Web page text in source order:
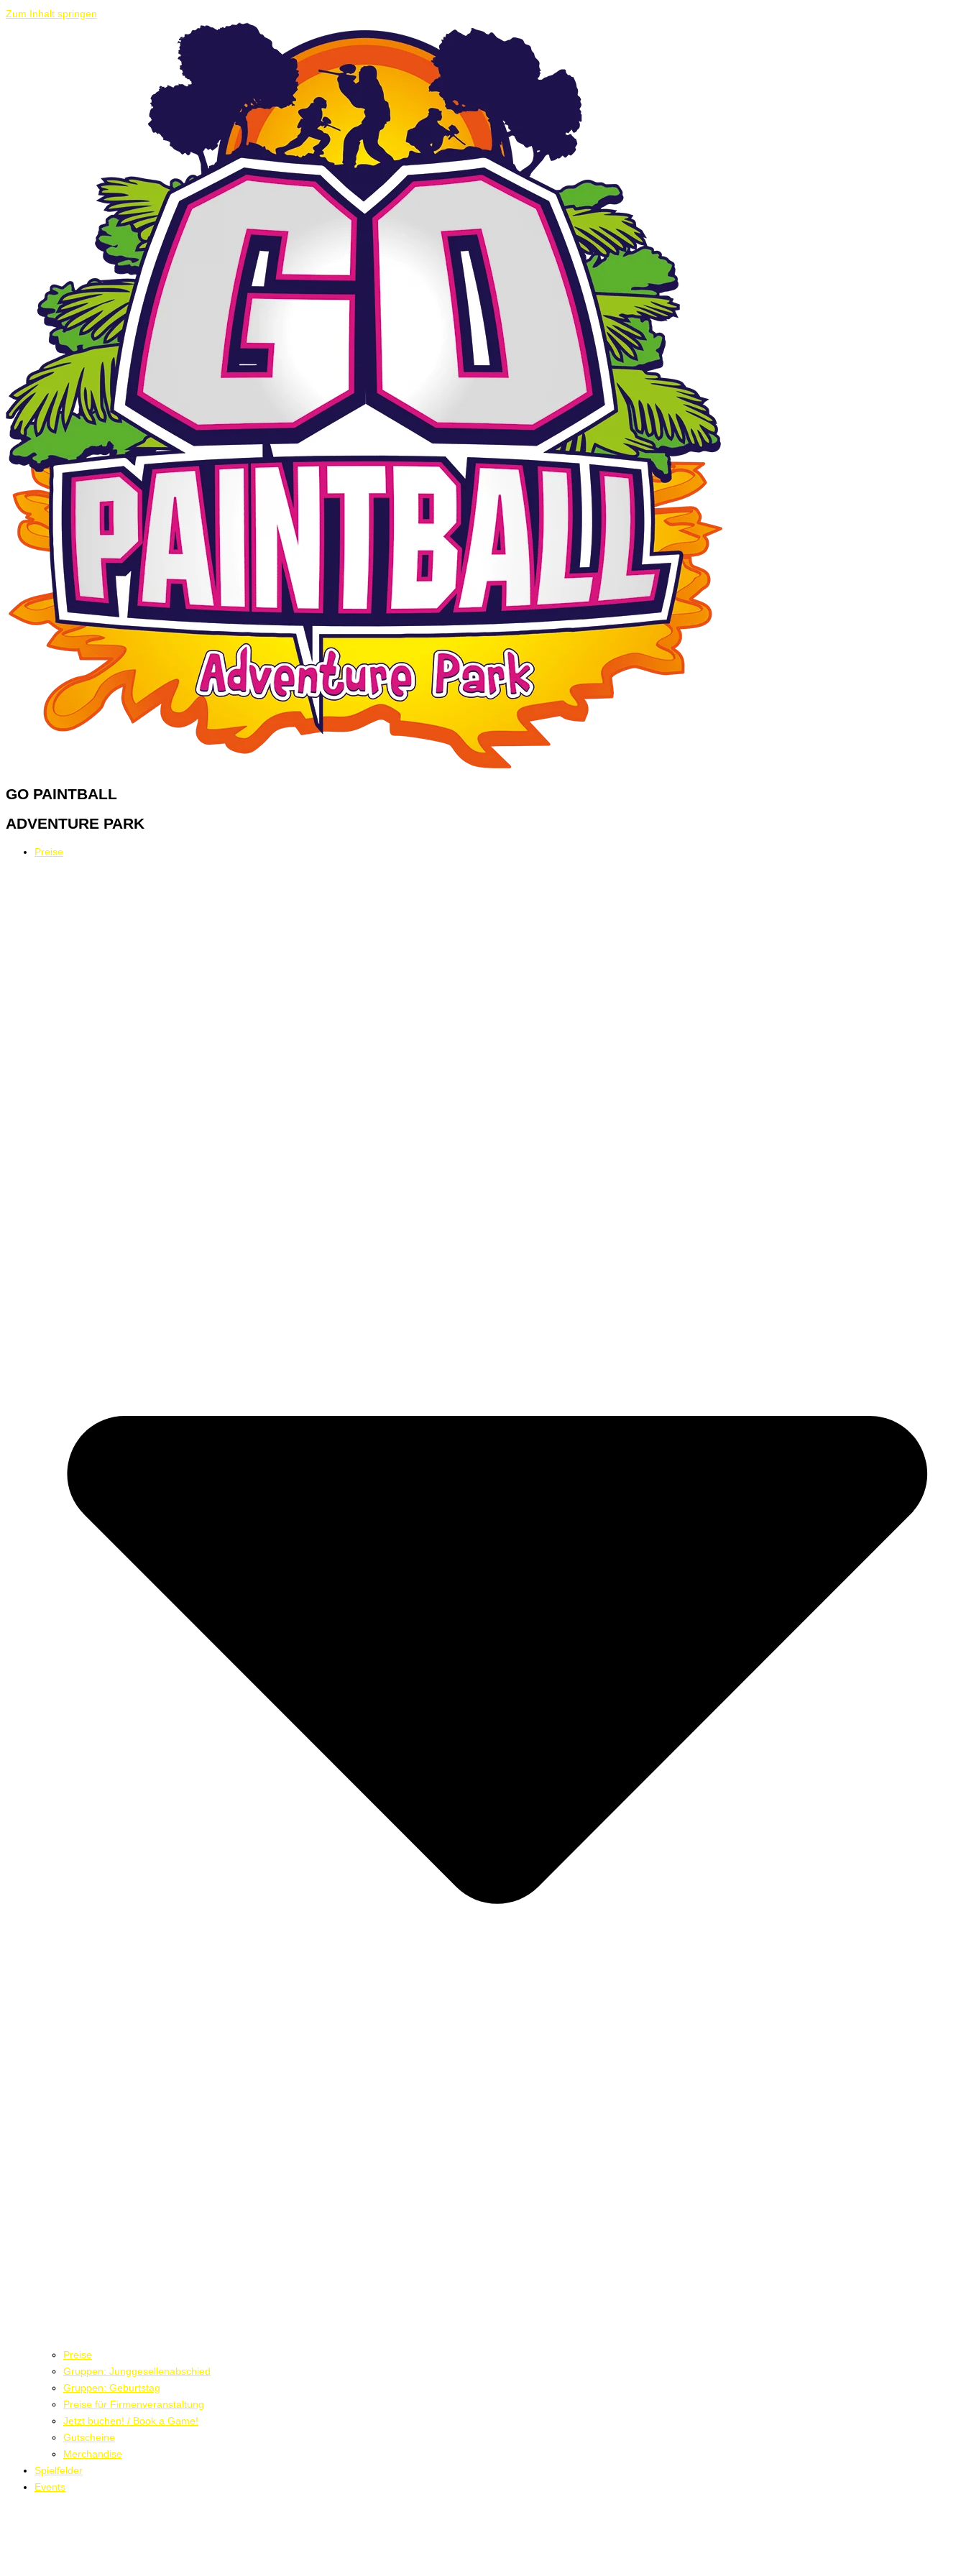
Zum Inhalt springen
GO PAINTBALL
ADVENTURE PARK
Preise
Preise
Gruppen: Junggesellenabschied
Gruppen: Geburtstag
Preise für Firmenveranstaltung
Jetzt buchen! / Book a Game!
Gutscheine
Merchandise
Spielfelder
Events